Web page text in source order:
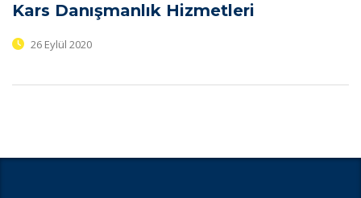
Kars Danışmanlık Hizmetleri
26 Eylül 2020